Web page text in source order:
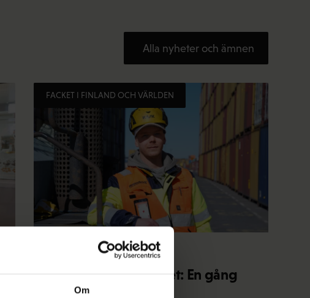
Om
Alla nyheter och ämnen
FACKET I FINLAND OCH VÄRLDEN
Yrkesproffs i arbetslivet: En gång
stuvare, alltid stuvare